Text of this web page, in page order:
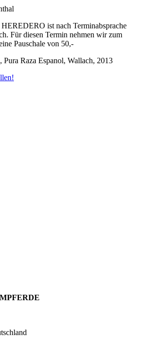
ist nach Terminabsprache
Für diesen Termin nehmen wir zum
Pauschale von 50,-